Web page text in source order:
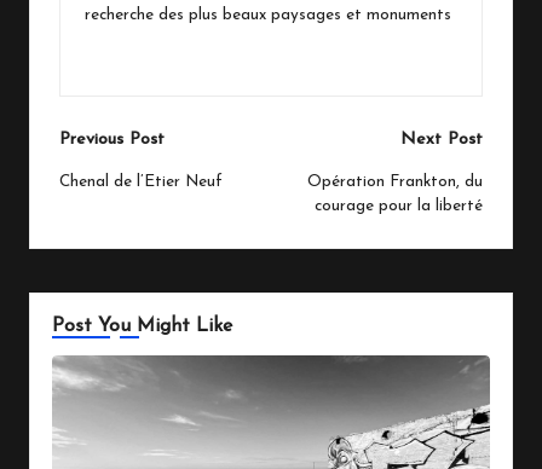
recherche des plus beaux paysages et monuments
Post
navigation
Previous Post
Chenal de l’Etier Neuf
Next Post
Opération Frankton, du
courage pour la liberté
Post You Might Like